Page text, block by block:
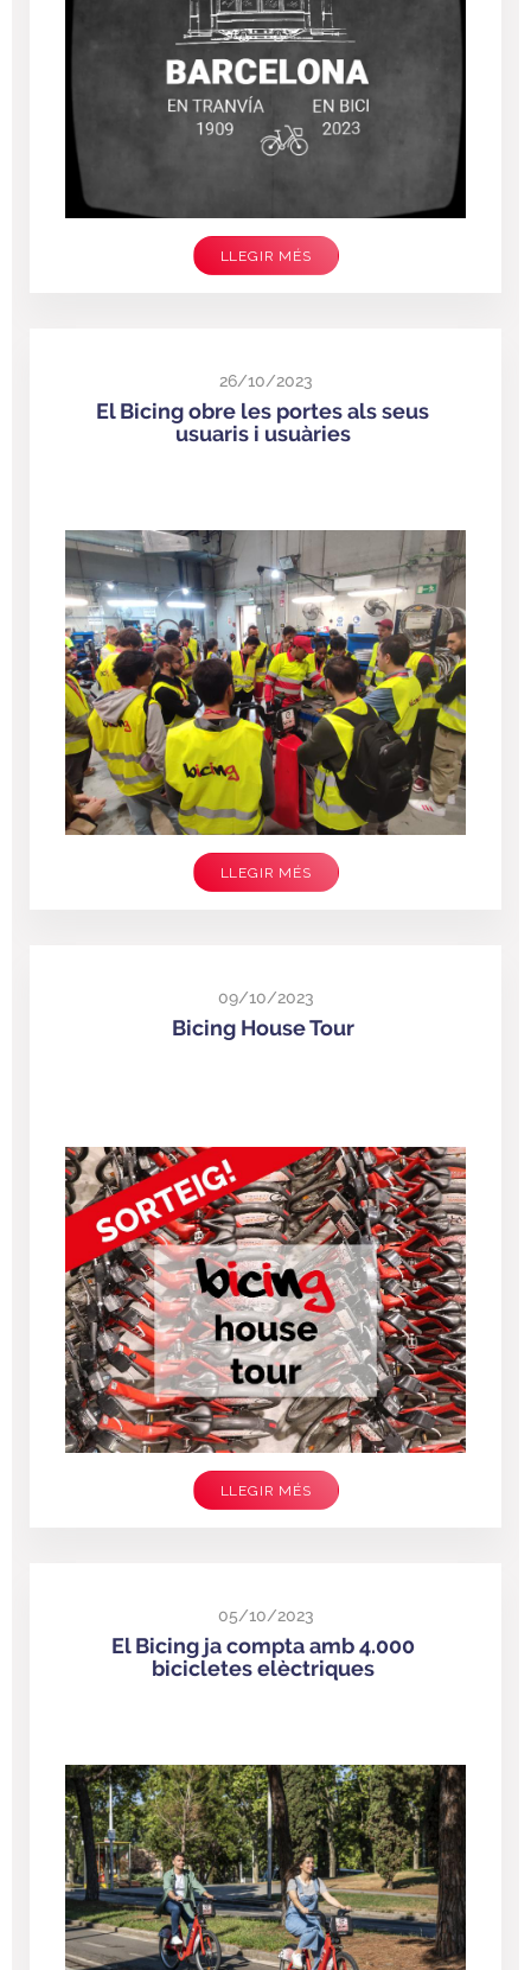
LLEGIR MÉS
26/10/2023
El Bicing obre les portes als seus
usuaris i usuàries
LLEGIR MÉS
09/10/2023
Bicing House Tour
LLEGIR MÉS
05/10/2023
El Bicing ja compta amb 4.000
bicicletes elèctriques